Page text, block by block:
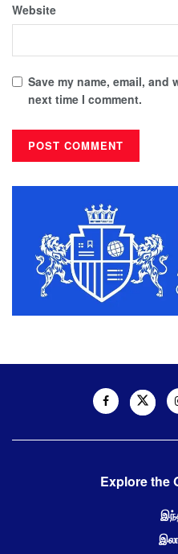
Website
Save my name, email,
next time I comment.
Explore the